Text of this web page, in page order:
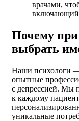
врачами,
включающий
Почему при
выбрать
Наши психологи
опытные
с депрессией. Мы
к каждому
уникальные